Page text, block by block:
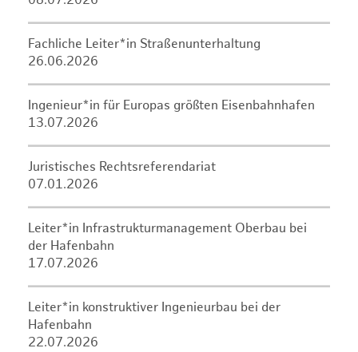
Fachliche Leiter*in Straßenunterhaltung
26.06.2026
Ingenieur*in für Europas größten Eisenbahnhafen
13.07.2026
Juristisches Rechtsreferendariat
07.01.2026
Leiter*in Infrastrukturmanagement Oberbau bei
der Hafenbahn
17.07.2026
Leiter*in konstruktiver Ingenieurbau bei der
Hafenbahn
22.07.2026